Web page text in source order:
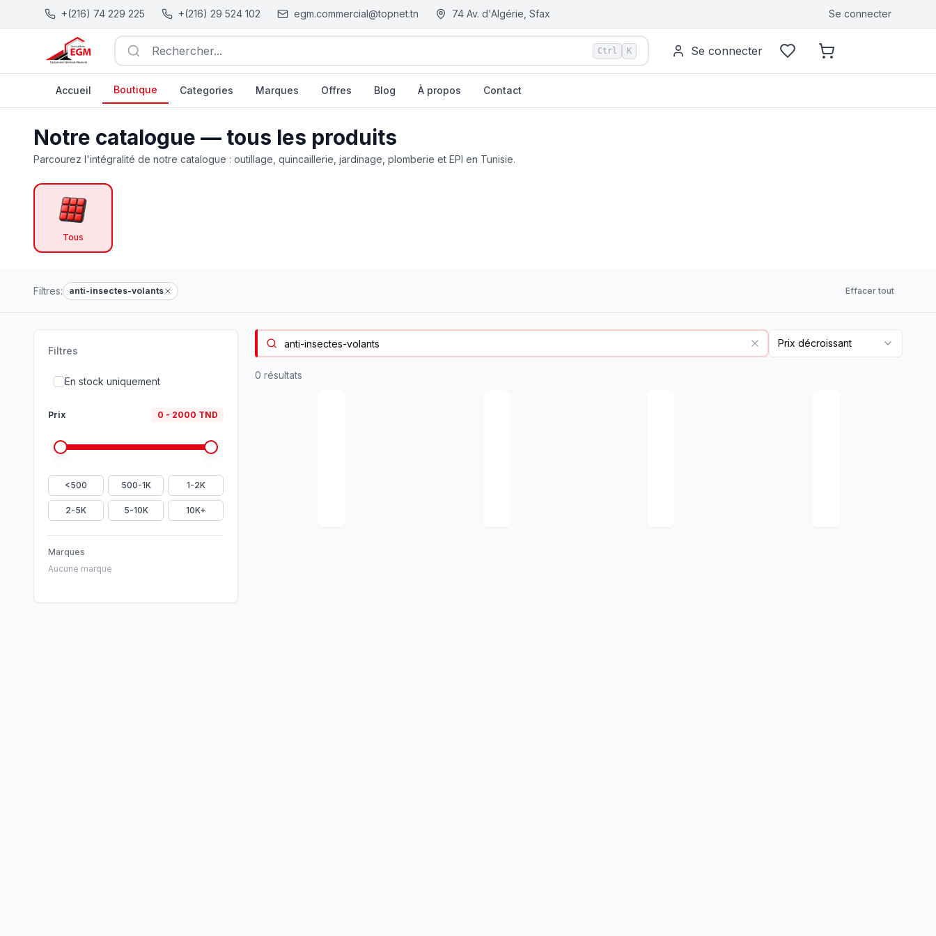
+(216) 74 229 225 +(216) 29 524 102 egm.commercial@topnet.tn 74 Av. d'Algérie, Sfax Se connecter
Rechercher... Ctrl K Se connecter
Accueil Boutique Categories Marques Offres Blog À propos Contact
Notre catalogue — tous les produits
Parcourez l'intégralité de notre catalogue : outillage, quincaillerie, jardinage, plomberie et EPI en Tunisie.
Tous
Filtres: anti-insectes-volants Effacer tout
Filtres
En stock uniquement
Prix 0 - 2000 TND
<500 500-1K 1-2K
2-5K 5-10K 10K+
Marques
Aucune marque
Prix décroissant
0 résultats